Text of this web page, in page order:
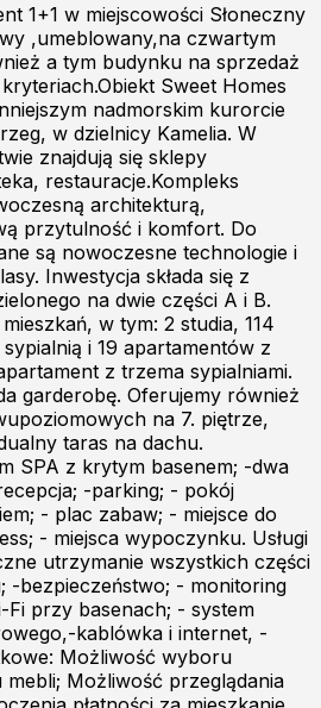
1+1 w miejscowości Słoneczny
,umeblowany,na czwartym
a tym budynku na sprzedaż
Sweet Homes
nadmorskim kurorcie
w dzielnicy Kamelia. W
znajdują się sklepy
restauracje.Kompleks
architekturą,
przytulność i komfort. Do
są nowoczesne technologie i
Inwestycja składa się z
na dwie części A i B.
w tym: 2 studia, 114
i 19 apartamentów z
z trzema sypialniami.
garderobę. Oferujemy również
na 7. piętrze,
taras na dachu.
SPA z krytym basenem; -dwa
-parking; - pokój
- plac zabaw; - miejsce do
- miejsca wypoczynku. Usługi
utrzymanie wszystkich części
-bezpieczeństwo; - monitoring
Fi przy basenach; - system
kablówka i internet, -
Możliwość wyboru
mebli; Możliwość przeglądania